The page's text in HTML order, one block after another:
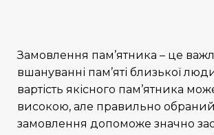
Замовлення пам’ятника – це
вшануванні пам’яті близької
вартість якісного пам’ятника
високою, але правильно
замовлення допоможе значно